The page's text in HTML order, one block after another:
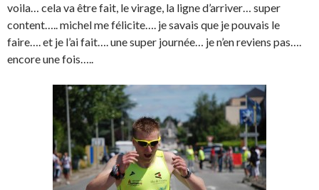
voila… cela va être fait, le virage, la ligne d’arriver… super
content….. michel me félicite…. je savais que je pouvais le
faire…. et je l’ai fait…. une super journée… je n’en reviens pas….
encore une fois…..